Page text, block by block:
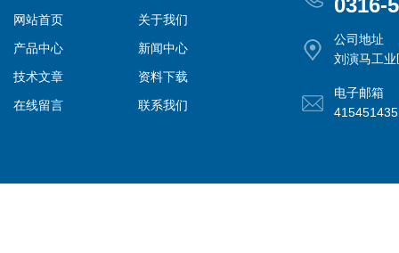
网站首页
关于我们
产品中心
新闻中心
技术文章
资料下载
在线留言
联系我们
0316-
公司地址
刘演马工业
电子邮箱